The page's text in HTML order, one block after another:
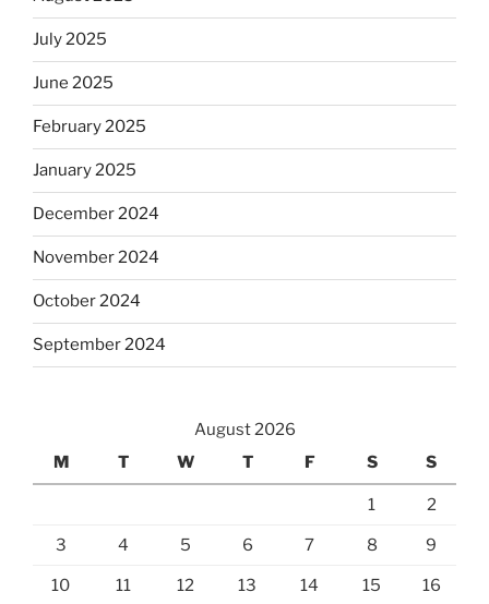
July 2025
June 2025
February 2025
January 2025
December 2024
November 2024
October 2024
September 2024
August 2026
M
T W T F S S
1 2
3 4 5 6 7 8 9
10 11 12 13 14 15 16